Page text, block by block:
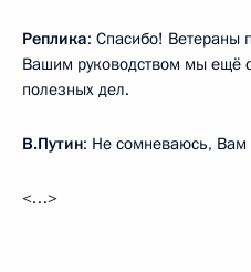
Реплика: Спасибо! Ветераны
Вашим руководством мы ещё
полезных дел.
В.Путин: Не сомневаюсь, Вам
<…>